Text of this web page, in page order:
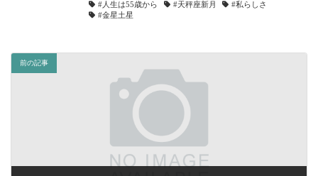
#人生は55歳から
#天秤座新月
#私らしさ
#金星土星
前の記事